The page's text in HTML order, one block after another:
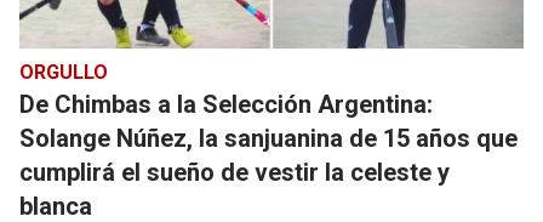
ORGULLO
De Chimbas a la Selección Argentina:
Solange Núñez, la sanjuanina de 15 años que
cumplirá el sueño de vestir la celeste y
blanca